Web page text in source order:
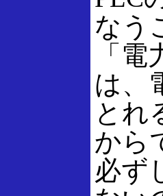
なう
「
は、
とれ
から
必ず